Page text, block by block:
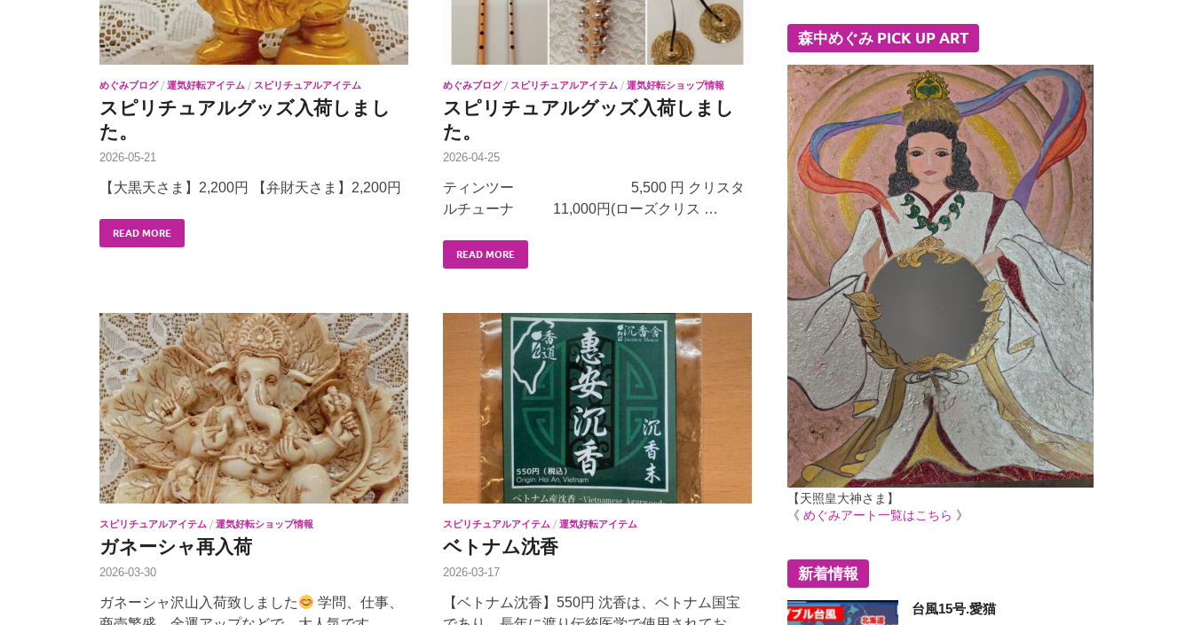
めぐみブログ/ 運気好転アイテム / スピリチュアルアイテム
スピリチュアルグッズ入荷しまし
た。
2026-05-21
【大黒天さま】2,200円 【弁財天さま】2,200円
READ MORE
めぐみブログ/ スピリチュアルアイテム / 運気好転ショップ情報
スピリチュアルグッズ入荷しまし
た。
2026-04-25
ティンツー 5,500 円 クリスタ
ルチューナ 11,000円(ローズクリス …
READ MORE
スピリチュアルアイテム / 運気好転ショップ情報
ガネーシャ再入荷
2026-03-30
ガネーシャ沢山入荷致しました
学問、仕事、
スピリチュアルアイテム / 運気好転アイテム
ベトナム沈香
2026-03-17
【ベトナム沈香】550円 沈香は、ベトナム国宝
森中めぐみ PICK UP ART
【天照皇大神さま】
《めぐみアート一覧はこちら 》
新着情報
台風15号.愛猫